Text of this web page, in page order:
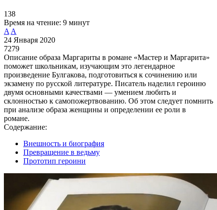
138
Время на чтение: 9 минут
A A
24 Января 2020
7279
Описание образа Маргариты в романе «Мастер и Маргарита»
поможет школьникам, изучающим это легендарное
произведение Булгакова, подготовиться к сочинению или
экзамену по русской литературе. Писатель наделил героиню
двумя основными качествами — умением любить и
склонностью к самопожертвованию. Об этом следует помнить
при анализе образа женщины и определении ее роли в
романе.
Содержание:
Внешность и биография
Превращение в ведьму
Прототип героини